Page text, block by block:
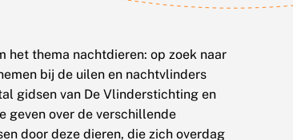
het thema nachtdieren: op zoek naar
bij de uilen en nachtvlinders
gidsen van De Vlinderstichting en
geven over de verschillende
door deze dieren, die zich overdag